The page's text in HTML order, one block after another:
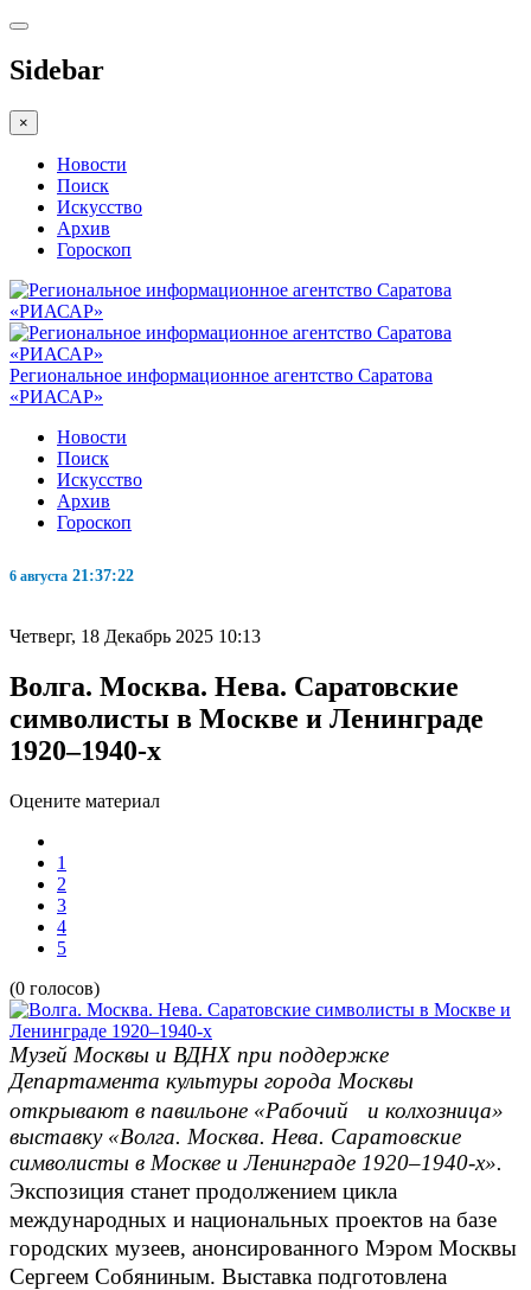
Sidebar
×
Новости
Поиск
Искусство
Архив
Гороскоп
Региональное информационное агентство Саратова
«РИАСАР»
Новости
Поиск
Искусство
Архив
Гороскоп
6 августа 21:37:23
Четверг, 18 Декабрь 2025 10:13
Волга. Москва. Нева. Саратовские
символисты в Москве и Ленинграде
1920–1940-х
Оцените материал
1
2
3
4
5
(0 голосов)
Музей Москвы и ВДНХ при поддержке
Департамента культуры города Москвы
открывают в павильоне «Рабочий и колхозница»
выставку «Волга. Москва. Нева. Саратовские
символисты в Москве и Ленинграде 1920–1940-х».
Экспозиция станет продолжением цикла
международных и национальных проектов на базе
городских музеев, анонсированного Мэром Москвы
Сергеем Собяниным. Выставка подготовлена